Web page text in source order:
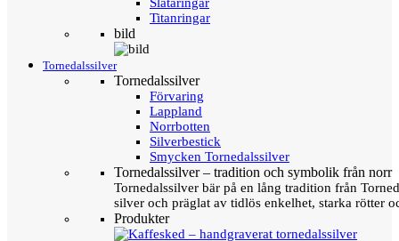
Titanringar
bild
Tornedalssilver
Tornedalssilver
Förvaring
Lappland
Norrbotten
Silverbestick
Smycken Tornedalssilver
Tornedalssilver – tradition och symbolik från norr
Tornedalssilver bär på en lång tradition från
silver och präglat av tidlös enkelhet, starka rötter
Produkter